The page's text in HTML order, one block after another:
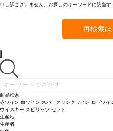
申し訳ございません。お探しのキーワードに該当す
再検索は
商品検索
赤ワイン 白ワイン スパークリングワイン ロゼワイ
ウイスキー スピリッツ セット
生産地
生産者